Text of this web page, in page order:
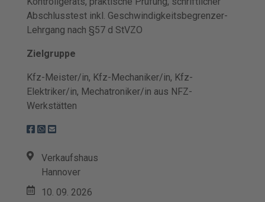
Abschlusstest inkl. Geschwindigkeitsbegrenzer-
Lehrgang nach §57 d StVZO
Zielgruppe
Kfz-Meister/in, Kfz-Mechaniker/in, Kfz-
Elektriker/in, Mechatroniker/in aus NFZ-
Werkstätten
Verkaufshaus
Hannover
10. 09. 2026